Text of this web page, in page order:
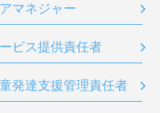
マネジャー
ビス提供責任者
発達支援管理責任者